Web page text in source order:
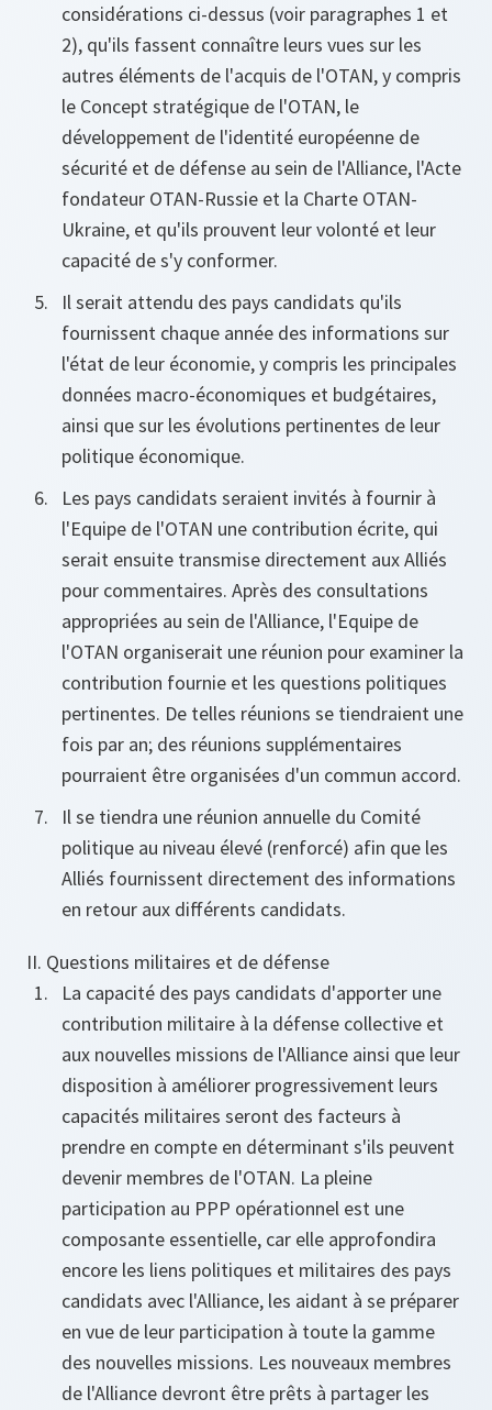
considérations ci-dessus (voir paragraphes 1 et
2), qu'ils fassent connaître leurs vues sur les
autres éléments de l'acquis de l'OTAN, y compris
le Concept stratégique de l'OTAN, le
développement de l'identité européenne de
sécurité et de défense au sein de l'Alliance, l'Acte
fondateur OTAN-Russie et la Charte OTAN-
Ukraine, et qu'ils prouvent leur volonté et leur
capacité de s'y conformer.
Il serait attendu des pays candidats qu'ils
fournissent chaque année des informations sur
l'état de leur économie, y compris les principales
données macro-économiques et budgétaires,
ainsi que sur les évolutions pertinentes de leur
politique économique.
Les pays candidats seraient invités à fournir à
l'Equipe de l'OTAN une contribution écrite, qui
serait ensuite transmise directement aux Alliés
pour commentaires. Après des consultations
appropriées au sein de l'Alliance, l'Equipe de
l'OTAN organiserait une réunion pour examiner la
contribution fournie et les questions politiques
pertinentes. De telles réunions se tiendraient une
fois par an; des réunions supplémentaires
pourraient être organisées d'un commun accord.
Il se tiendra une réunion annuelle du Comité
politique au niveau élevé (renforcé) afin que les
Alliés fournissent directement des informations
en retour aux différents candidats.
II. Questions militaires et de défense
La capacité des pays candidats d'apporter une
contribution militaire à la défense collective et
aux nouvelles missions de l'Alliance ainsi que leur
disposition à améliorer progressivement leurs
capacités militaires seront des facteurs à
prendre en compte en déterminant s'ils peuvent
devenir membres de l'OTAN. La pleine
participation au PPP opérationnel est une
composante essentielle, car elle approfondira
encore les liens politiques et militaires des pays
candidats avec l'Alliance, les aidant à se préparer
en vue de leur participation à toute la gamme
des nouvelles missions. Les nouveaux membres
de l'Alliance devront être prêts à partager les